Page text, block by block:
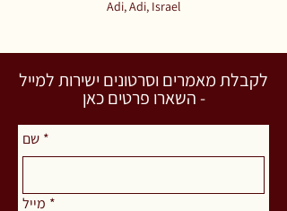
Adi, Adi, Israel
לקבלת מאמרים וסרטונים ישירות למייל
- השארו פרטים כאן
שם *
מייל *